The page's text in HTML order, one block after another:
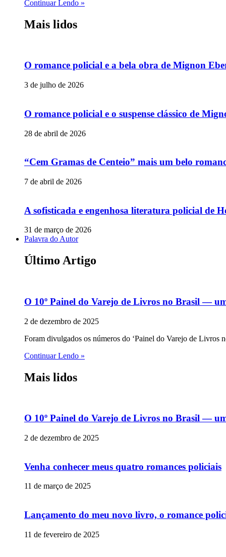
Continuar Lendo »
Mais lidos
O romance policial e a bela obra de Mignon
3 de julho de 2026
O romance policial e o suspense clássico de
28 de abril de 2026
“Cem Gramas de Centeio” mais um belo
7 de abril de 2026
A sofisticada e engenhosa literatura policial de
31 de março de 2026
Palavra do Autor
Último Artigo
O 10º Painel do Varejo de Livros no Brasil —
2 de dezembro de 2025
Foram divulgados os números do ‘Painel do Varejo de Livros
Continuar Lendo »
Mais lidos
O 10º Painel do Varejo de Livros no Brasil —
2 de dezembro de 2025
Venha conhecer meus quatro romances policiais
11 de março de 2025
Lançamento do meu novo livro, o romance
11 de fevereiro de 2025